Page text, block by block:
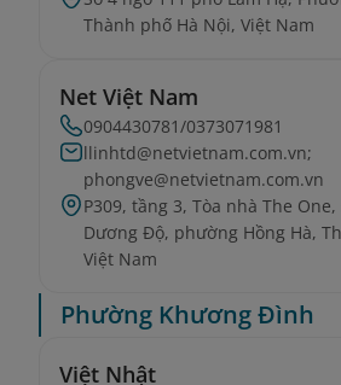
Thành phố Hà Nội, Việt Nam
Net Việt Nam
0904430781/0373071981
llinhtd@netvietnam.com.vn;
phongve@netvietnam.com.vn
P309, tầng 3, Tòa nhà The
Dương Độ, phường Hồng Hà,
Việt Nam
Phường Khương Đình
Việt Nhật